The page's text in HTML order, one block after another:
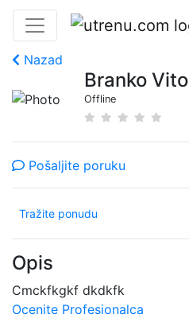
Nazad
Branko Vito
Offline
Pošaljite poruku
Tražite ponudu
Opis
Cmckfkgkf dkdkfk
Ocenite Profesionalca